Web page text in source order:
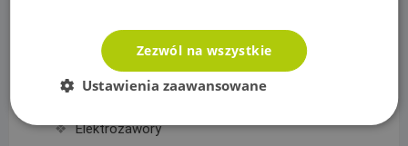
Sterowanie nawadnianiem
Czujniki, wyłączniki nawadniania
Elektrozawory
Zezwól na wszystkie
Ustawienia zaawansowane